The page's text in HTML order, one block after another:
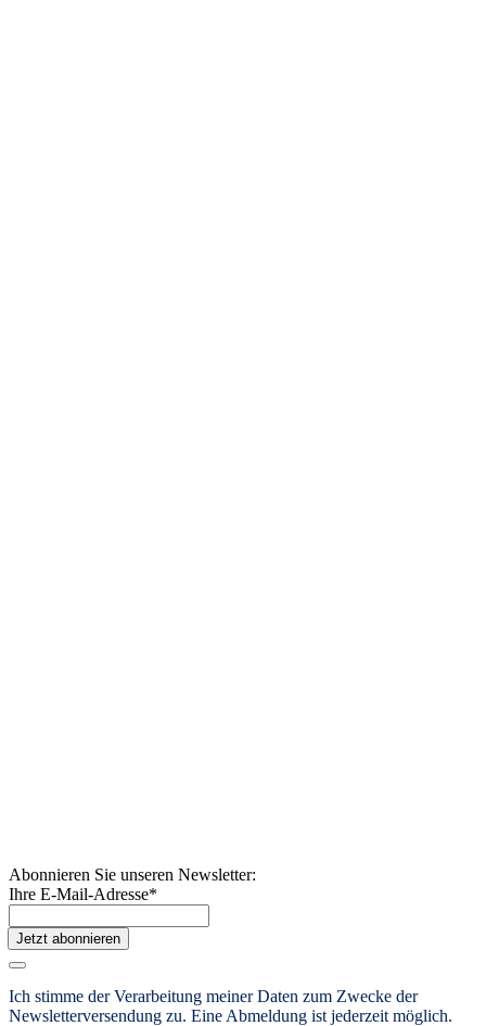
Abonnieren Sie unseren Newsletter:
Ihre E-Mail-Adresse*
Jetzt abonnieren
Ich stimme der Verarbeitung meiner Daten zum Zwecke der
Newsletterversendung zu. Eine Abmeldung ist jederzeit möglich.